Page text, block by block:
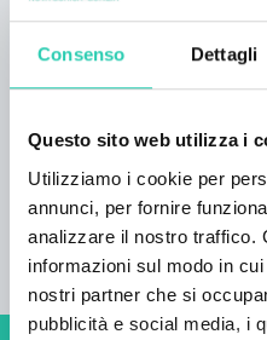
Consenso Dettagli
Questo sito web utilizza i
Utilizziamo i cookie per
annunci, per fornire
analizzare il nostro traffico.
informazioni sul modo in
nostri partner che si
pubblicità e social media, i
Maruša Sagadin opera
architettura e linguaggio.
distinguono per la loro
e una sottile critica dello
interventi spaziali che
riflettere sul rapporto tra
Vi invitiamo